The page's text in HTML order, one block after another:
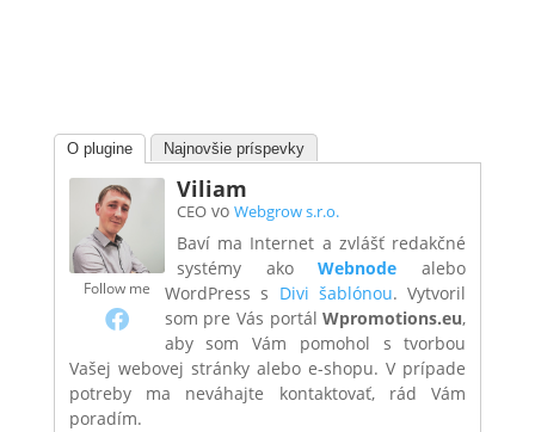
O plugine Najnovšie príspevky
Follow me
Viliam
CEOvo Webgrow s.r.o.
Baví ma Internet a zvlášť redakčné
systémy akoWebnode alebo
WordPress s Divi šablónou. Vytvoril
som pre Vás portálWpromotions.eu,
aby som Vám pomohol s tvorbou
Vašej webovej stránky alebo e-shopu. V prípade
potreby ma neváhajte kontaktovať, rád Vám
poradím.